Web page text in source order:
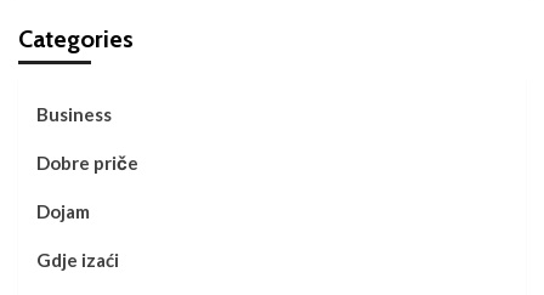
Categories
Business
Dobre priče
Dojam
Gdje izaći